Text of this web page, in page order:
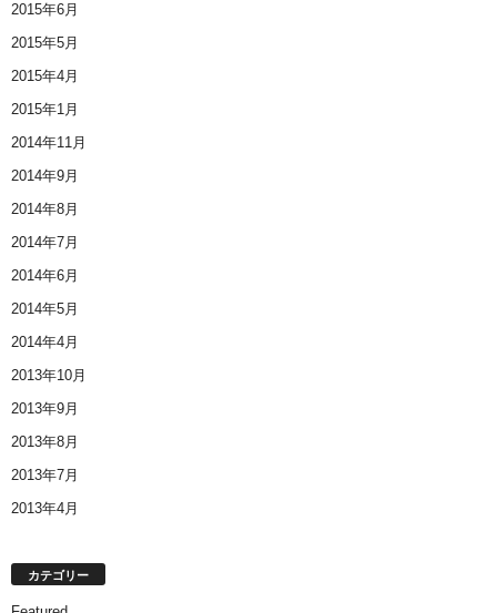
2015年6月
2015年5月
2015年4月
2015年1月
2014年11月
2014年9月
2014年8月
2014年7月
2014年6月
2014年5月
2014年4月
2013年10月
2013年9月
2013年8月
2013年7月
2013年4月
カテゴリー